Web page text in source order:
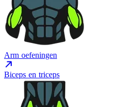
Arm oefeningen
Biceps en triceps